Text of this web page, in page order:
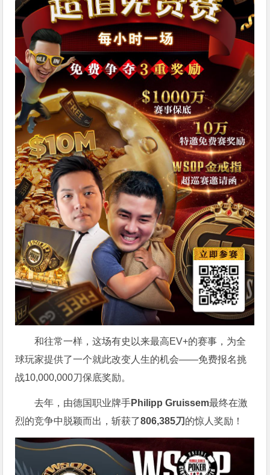
和往常一样，这场有史以来最高EV+的赛事，为全
球玩家提供了一个就此改变人生的机会——免费报名挑
战10,000,000刀保底奖励。
去年，由德国职业牌手Philipp Gruissem最终在激
烈的竞争中脱颖而出，斩获了806,385刀 的惊人奖励！